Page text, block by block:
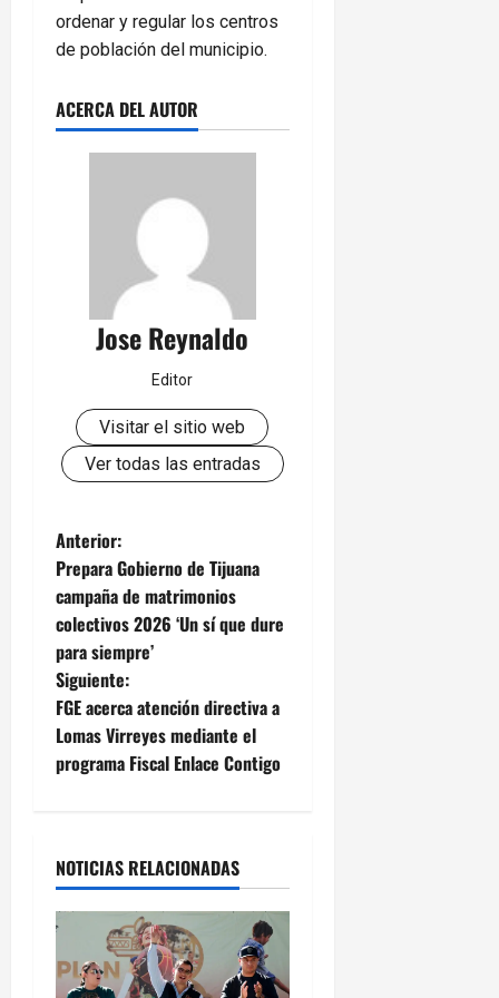
ordenar y regular los centros
de población del municipio.
ACERCA DEL AUTOR
Jose Reynaldo
Editor
Visitar el sitio web
Ver todas las entradas
N
a
v
e
g
a
i
ó
n
Anterior:
Prepara Gobierno de Tijuana
campaña de matrimonios
colectivos 2026 ‘Un sí que dure
para siempre’
Siguiente:
FGE acerca atención directiva a
Lomas Virreyes mediante el
programa Fiscal Enlace Contigo
NOTICIAS RELACIONADAS